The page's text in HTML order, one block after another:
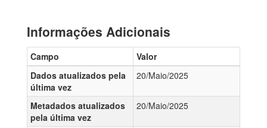
Informações Adicionais
Campo
Valor
Dados atualizados pela
última vez
20/Maio/2025
Metadados atualizados
pela última vez
20/Maio/2025